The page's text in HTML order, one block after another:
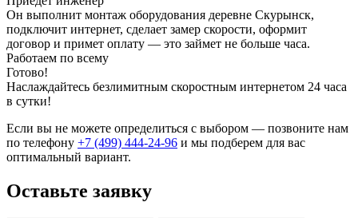
Он выполнит монтаж оборудования деревне Скурынск,
подключит интернет, сделает замер скорости, оформит
договор и примет оплату — это займет не больше часа.
Работаем по всему
Готово!
Наслаждайтесь безлимитным скоростным интернетом 24 часа
в сутки!
Если вы не можете определиться с выбором — позвоните нам
по телефону +7 (499) 444-24-96 и мы подберем для вас
оптимальный вариант.
Оставьте заявку